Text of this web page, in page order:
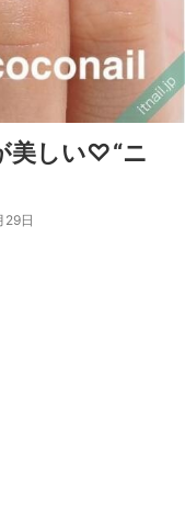
美しい♡“ニ
29日